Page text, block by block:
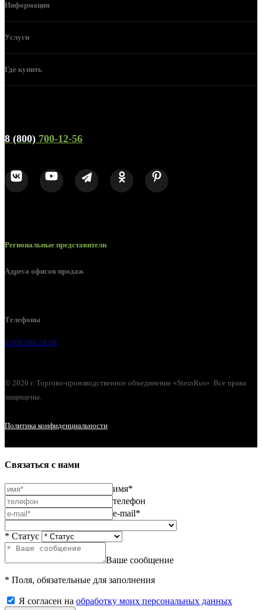
Информация
Услуги
Где купить
8 (800) 700-12-56
Региональные представители
Адреса офисов продаж
Телефоны
8 900 988 28 68
© 2026 г. Торгово-производственное объединение «SteinRus». Все права
защищены.
Политика конфиденциальности
Связаться с нами
имя*
телефон
e-mail*
* Статус
Ваше сообщение
* Поля, обязательные для заполнения
Я согласен на обработку моих персональных данных